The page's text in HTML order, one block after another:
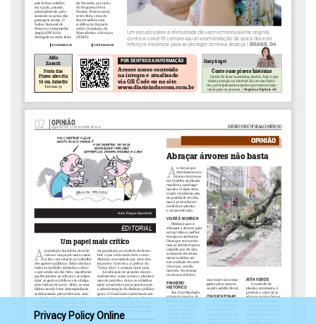
Privacy Policy Online